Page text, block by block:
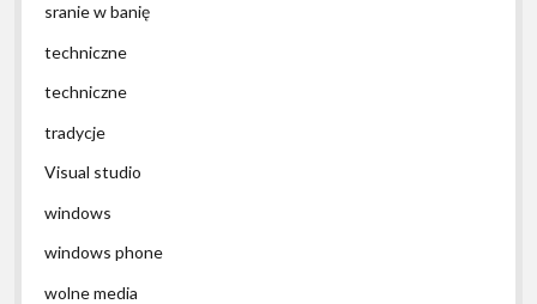
sranie w banię
techniczne
techniczne
tradycje
Visual studio
windows
windows phone
wolne media